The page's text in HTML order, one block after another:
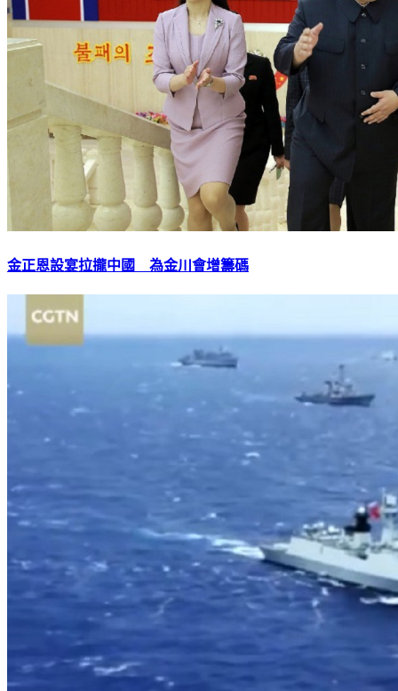
金正恩設宴拉攏中國 為金川會增籌碼